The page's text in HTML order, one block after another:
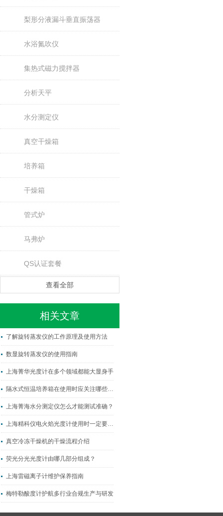
梨形分液漏斗垂直振荡器
水浴氮吹仪
集热式磁力搅拌器
分析天平
水分测定仪
真空干燥箱
培养箱
干燥箱
管式炉
马弗炉
QS认证套餐
查看全部
相关文章
了解旋转蒸发仪的工作原理及使用方法
数显旋转蒸发仪的使用指南
上海菁华光度计在多个领域都能大显身手
隔水式恒温培养箱在使用时应关注哪些因素？
上海菁海水分测定仪怎么才能测试准确？
上海精科仪电火焰光度计使用时一定要看这几点
真空冷冻干燥机的干燥流程介绍
荧光分光光度计由哪几部分组成？
上海雷磁离子计维护保养指南
梅特勒酸度计护航多行业合规生产与研发